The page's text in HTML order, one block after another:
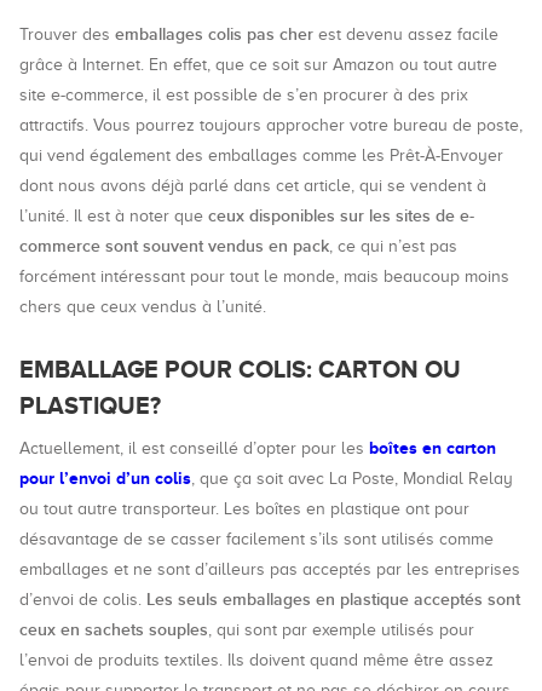
Trouver des emballages colis pas cher est devenu assez facile
grâce à Internet. En effet, que ce soit sur Amazon ou tout autre
site e-commerce, il est possible de s’en procurer à des prix
attractifs. Vous pourrez toujours approcher votre bureau de poste,
qui vend également des emballages comme les Prêt-À-Envoyer
dont nous avons déjà parlé dans cet article, qui se vendent à
l’unité. Il est à noter que ceux disponibles sur les sites de e-
commerce sont souvent vendus en pack, ce qui n’est pas
forcément intéressant pour tout le monde, mais beaucoup moins
chers que ceux vendus à l’unité.
EMBALLAGE POUR COLIS: CARTON OU
PLASTIQUE?
Actuellement, il est conseillé d’opter pour les boîtes en carton
pour l’envoi d’un colis, que ça soit avec La Poste, Mondial Relay
ou tout autre transporteur. Les boîtes en plastique ont pour
désavantage de se casser facilement s’ils sont utilisés comme
emballages et ne sont d’ailleurs pas acceptés par les entreprises
d’envoi de colis. Les seuls emballages en plastique acceptés sont
ceux en sachets souples, qui sont par exemple utilisés pour
l’envoi de produits textiles. Ils doivent quand même être assez